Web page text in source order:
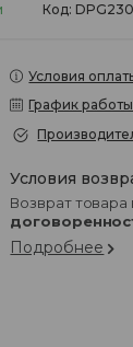
Код:
Условия
График работы
возврат
Подробнее